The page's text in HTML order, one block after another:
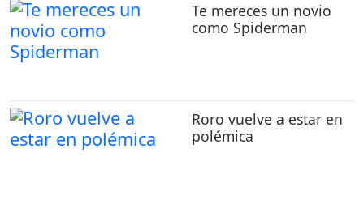
Te mereces un novio
como Spiderman
Roro vuelve a estar en
polémica